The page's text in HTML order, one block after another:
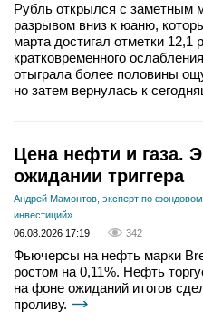
Рубль открылся с заметным
разрывом вниз к юаню,
марта достигал отметки 12,1
кратковременного
отыграла более половины
но затем вернулась к
Цена нефти и газа.
ожидании триггера
Андрей Мамонтов, эксперт по
инвестиций»
06.08.2026 17:19
342
Фьючерсы на нефть марки
ростом на 0,11%. Нефть
на фоне ожиданий итогов
проливу.